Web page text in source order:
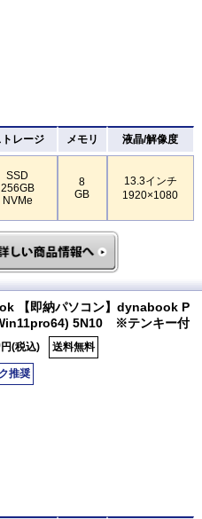
トレージ メモリ 液晶/解像度
SSD
256GB
NVMe
8
GB
13.3インチ
1920×1080
【即納パソコン】dynabook P
5N10 ※テンキー付
円(税込) 送料無料
推奨